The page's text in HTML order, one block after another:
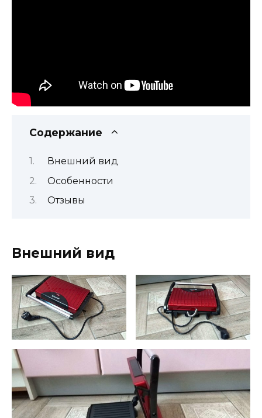
Содержание
Внешний вид
Особенности
Отзывы
Внешний вид